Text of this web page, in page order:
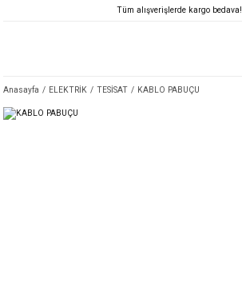
Tüm alışverişlerde kargo bedava!
Anasayfa ELEKTRİK TESİSAT KABLO PABUÇU